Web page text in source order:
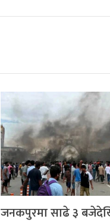
जनकपुरमा साढे ३